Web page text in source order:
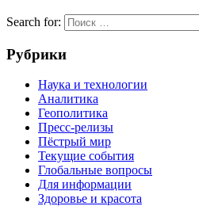
Search for:
Рубрики
Наука и технологии
Аналитика
Геополитика
Пресс-релизы
Пёстрый мир
Текущие события
Глобальные вопросы
Для информации
Здоровье и красота